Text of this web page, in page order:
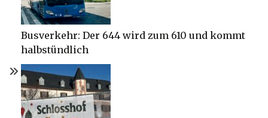
Busverkehr: Der 644 wird zum 610 und kommt
halbstündlich